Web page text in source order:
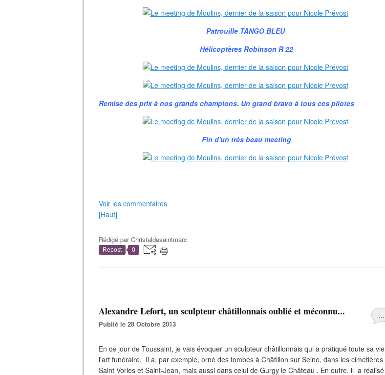
Patrouille TANGO BLEU
Hélicoptères Robinson R 22
Remise des prix à nos grands champions. Un grand bravo à tous ces pilotes
Fin d'un très beau meeting
Voir les commentaires
[Haut]
Rédigé parChristaldesaintmarc
Repost 0
…
Alexandre Lefort, un sculpteur châtillonnais oublié et méconnu...
Publié le 28 Octobre 2013
En ce jour de Toussaint, je vais évoquer un sculpteur châtillonnais qui a pratiqué toute sa vie
l'art funéraire. Il a, par exemple, orné des tombes à Châtillon sur Seine, dans les cimetières
Saint Vorles et Saint-Jean, mais aussi dans celui de Gurgy le Château . En outre, il a réalisé